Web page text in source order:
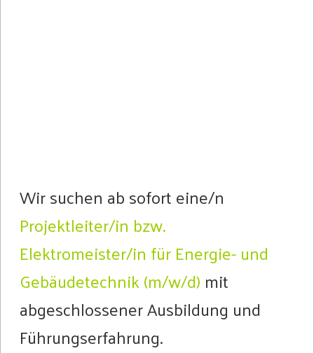
Wir suchen ab sofort eine/n
Projektleiter/in bzw.
Elektromeister/in für Energie- und
Gebäudetechnik (m/w/d) mit
abgeschlossener Ausbildung und
Führungserfahrung.